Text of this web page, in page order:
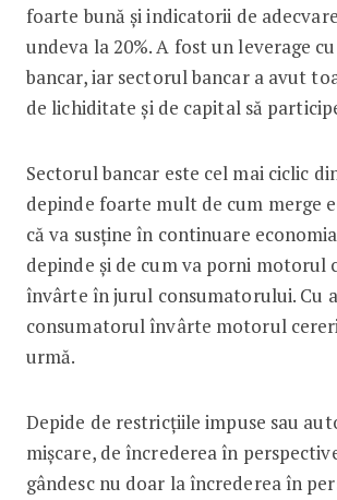
foarte bună și indicatorii de
undeva la 20%. A fost un leverage
bancar, iar sectorul bancar a avut
de lichiditate și de capital să
Sectorul bancar este cel mai ciclic
depinde foarte mult de cum merge
că va susține în continuare
depinde și de cum va porni motorul
învârte în jurul consumatorului. Cu
consumatorul învârte motorul
urmă.
Depide de restricțiile impuse sau
mișcare, de încrederea în
gândesc nu doar la încrederea în